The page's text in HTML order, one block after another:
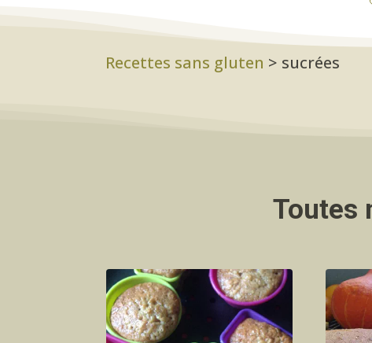
Recettes sans gluten > sucrées
Toutes